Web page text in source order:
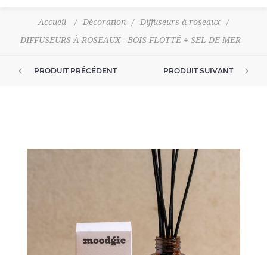
Accueil / Décoration / Diffuseurs à roseaux
/
DIFFUSEURS À ROSEAUX - BOIS FLOTTÉ + SEL DE MER
PRODUIT PRÉCÉDENT PRODUIT SUIVANT